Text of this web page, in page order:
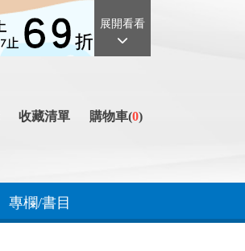
展開看看
收藏清單 購物車(0)
專欄/書目